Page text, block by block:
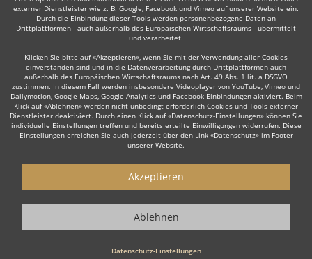
externer Dienstleister wie z. B. Google, Facebook und Vimeo auf unserer Website ein.
Durch die Einbindung dieser Tools werden personenbezogene Daten an
Drittplattformen - auch außerhalb des Europäischen Wirtschaftsraums - übermittelt
und verarbeitet.
Klicken Sie bitte auf «Akzeptieren», wenn Sie mit der Verwendung aller Cookies
einverstanden sind und in die Datenverarbeitung durch Drittplattformen auch
außerhalb des Europäischen Wirtschaftsraums nach Art. 49 Abs. 1 lit. a DSGVO
zustimmen. In diesem Fall werden insbesondere Videoplayer von YouTube, Vimeo und
Dailymotion, Google Maps, Google Analytics und Facebook-Einbindungen aktiviert. Beim
Klick auf «Ablehnen» werden nicht unbedingt erforderlich Cookies und Tools externer
Dienstleister deaktiviert. Durch einen Klick auf «Datenschutz-Einstellungen» können Sie
individuelle Einstellungen treffen und bereits erteilte Einwilligungen widerrufen. Diese
Einstellungen erreichen Sie auch jederzeit über den Link «Datenschutz» im Footer
unserer Website.
Datenschutz-Einstellungen
Akzeptieren
Ablehnen